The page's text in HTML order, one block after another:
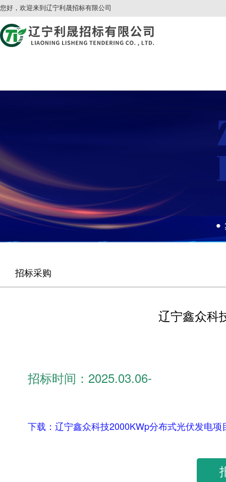
您好，欢迎来到辽宁利晟招标有限公司
招标采购
辽宁鑫众科
招标时间： 2025.03.06-
下载： 辽宁鑫众科技2000KWp分布式光伏发电项